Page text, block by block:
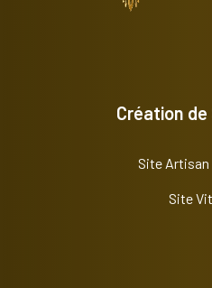
Création
Site Artisan
Site